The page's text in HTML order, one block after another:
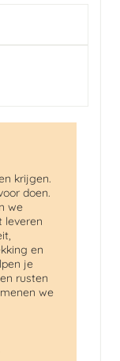
krijgen.
doen.
we
leveren
en
je
rusten
we